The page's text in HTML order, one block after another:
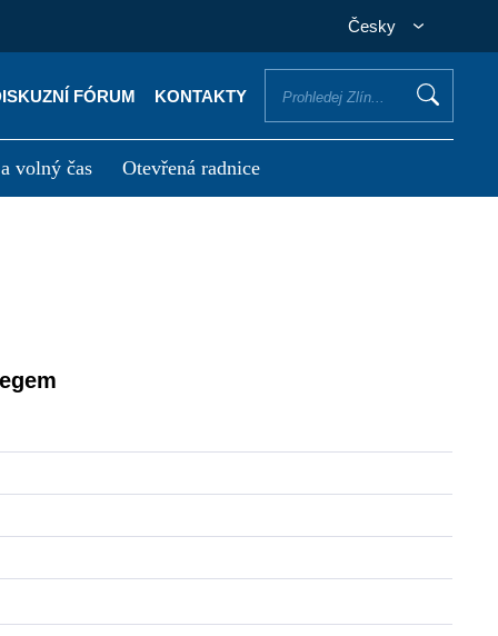
Česky
FÓRUM KONTAKTY
volný čas Otevřená radnice